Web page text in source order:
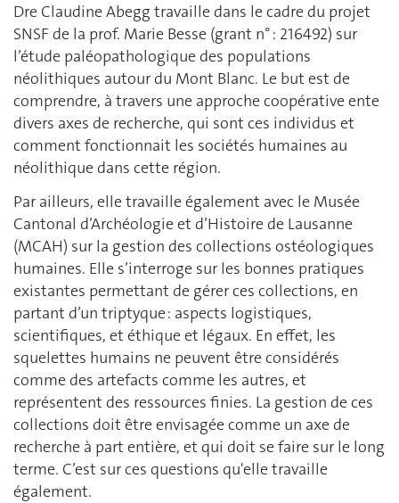
Dre Claudine Abegg travaille dans le cadre du projet
SNSF de la prof. Marie Besse (grant n° : 216492) sur
l’étude paléopathologique des populations
néolithiques autour du Mont Blanc. Le but est de
comprendre, à travers une approche coopérative ente
divers axes de recherche, qui sont ces individus et
comment fonctionnait les sociétés humaines au
néolithique dans cette région.
Par ailleurs, elle travaille également avec le Musée
Cantonal d’Archéologie et d’Histoire de Lausanne
(MCAH) sur la gestion des collections ostéologiques
humaines. Elle s’interroge sur les bonnes pratiques
existantes permettant de gérer ces collections, en
partant d’un triptyque : aspects logistiques,
scientifiques, et éthique et légaux. En effet, les
squelettes humains ne peuvent être considérés
comme des artefacts comme les autres, et
représentent des ressources finies. La gestion de ces
collections doit être envisagée comme un axe de
recherche à part entière, et qui doit se faire sur le long
terme. C’est sur ces questions qu'elle travaille
également.